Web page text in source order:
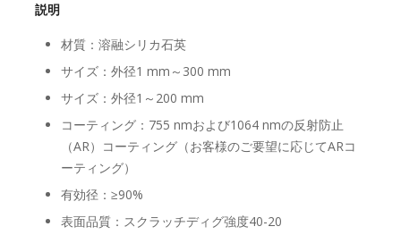
説明
材質：溶融シリカ石英
サイズ：外径1 mm～300 mm
サイズ：外径1～200 mm
コーティング：755 nmおよび1064 nmの反射防止
（AR）コーティング（お客様のご要望に応じてARコ
ーティング）
有効径：≥90%
表面品質：スクラッチディグ強度40-20